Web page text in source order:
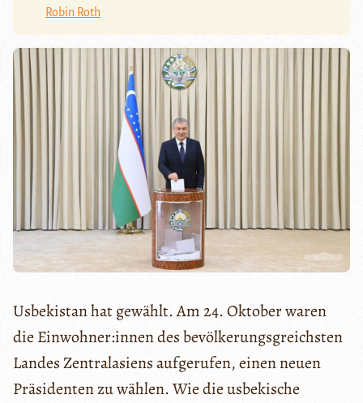
Robin Roth
Usbekistan hat gewählt. Am 24. Oktober waren
die Einwohner:innen des bevölkerungsgreichsten
Landes Zentralasiens aufgerufen, einen neuen
Präsidenten zu wählen. Wie die usbekische